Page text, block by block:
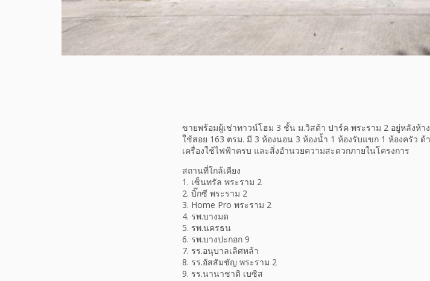
ขายพร้อมผู้เช่าทาวน์โฮม 3 ชั้น ม.วิสต้า ปาร์ค พระราม 2 อยู่หลังห้
ใช้สอย 163 ตรม. มี 3 ห้องนอน 3 ห้องน้ำ 1 ห้องรับแขก 1 ห้องครัว
เครื่องใช้ไฟฟ้าครบ และสิ่งอำนวยความสะดวกภายในโครงการ
สถานที่ใกล้เคียง
1. เซ็นทรัล พระราม 2
2. บิ๊กซี พระราม 2
3. Home Pro พระราม 2
4. รพ.บางมด
5. รพ.นครธน
6. รพ.บางปะกอก 9
7. รร.อนุบาลเลิศหล้า
8. รร.อัสสัมชัญ พระราม 2
9. รร.นานาชาติ เบซิส